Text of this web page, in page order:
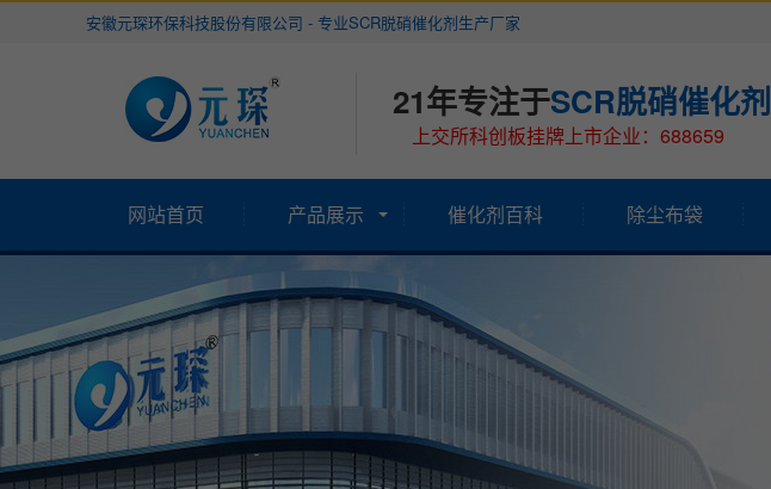
安徽元琛环保科技股份有限公司 - 专业SCR脱硝催化剂生产厂家
21年专注于SCR脱硝催化剂
上交所科创板挂牌上市企业：688659
网站首页 产品展示 催化剂百科 除尘布袋